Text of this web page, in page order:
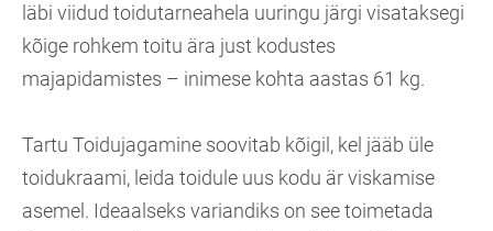
läbi viidud toidutarneahela uuringu järgi visataksegi
kõige rohkem toitu ära just kodustes
majapidamistes – inimese kohta aastas 61 kg.
Tartu Toidujagamine soovitab kõigil, kel jääb üle
toidukraami, leida toidule uus kodu är viskamise
asemel. Ideaalseks variandiks on see toimetada